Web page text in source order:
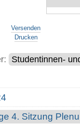
Versenden
Drucken
Studentinnen-
4. Sitzung